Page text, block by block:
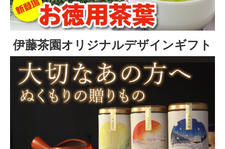
伊藤茶園オリジナルデザインギフト